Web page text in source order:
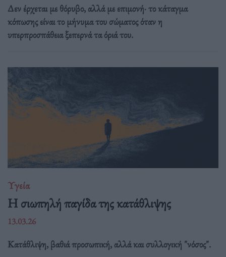
Δεν έρχεται με θόρυβο, αλλά με επιμονή· το κάταγμα
κόπωσης είναι το μήνυμα του σώματος όταν η
υπερπροσπάθεια ξεπερνά τα όριά του.
Υγεία
Η σιωπηλή παγίδα της κατάθλιψης
13.03.26
Κατάθλιψη, βαθιά προσωπική, αλλά και συλλογική "νόσος".